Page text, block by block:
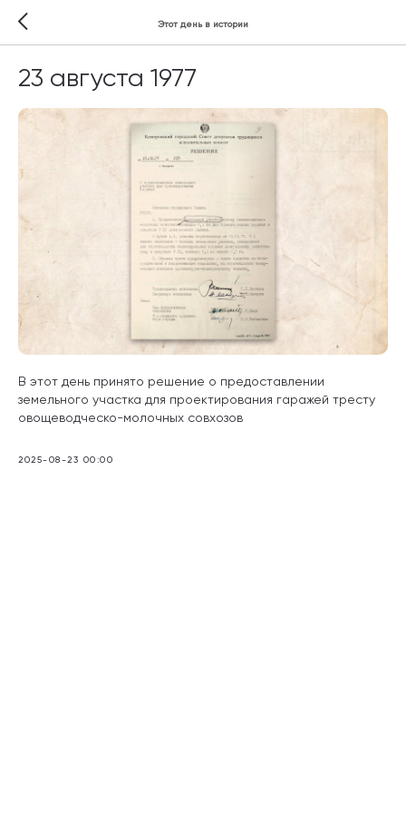
Этот день в истории
23 августа 1977
В этот день принято решение о предоставлении
земельного участка для проектирования гаражей тресту
овощеводческо-молочных совхозов
2025-08-23 00:00